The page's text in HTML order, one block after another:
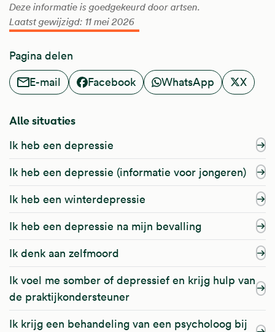
Deze informatie is goedgekeurd door artsen.
Laatst gewijzigd: 11 mei 2026
Pagina delen
E-mail
Facebook WhatsApp X
Alle situaties
Ik heb een depressie
Ik heb een depressie (informatie voor jongeren)
Ik heb een winterdepressie
Ik heb een depressie na mijn bevalling
Ik denk aan zelfmoord
Ik voel me somber of depressief en krijg hulp van
de praktijkondersteuner
Ik krijg een behandeling van een psycholoog bij